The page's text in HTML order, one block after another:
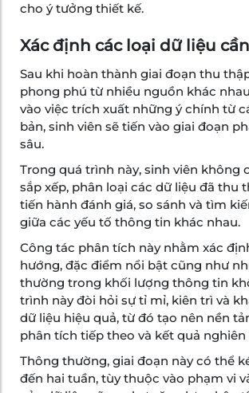
cho ý tưởng thiết kế.
Xác định các loại dữ liệu
Sau khi hoàn thành giai đoạn thu
phong phú từ nhiều nguồn khác
vào việc trích xuất những ý chính từ
bản, sinh viên sẽ tiến vào giai đoạn
sâu.
Trong quá trình này, sinh viên không
sắp xếp, phân loại các dữ liệu đã thu
tiến hành đánh giá, so sánh và tìm
giữa các yếu tố thông tin khác nhau.
Công tác phân tích này nhằm xác
hướng, đặc điểm nổi bật cũng như
thường trong khối lượng thông tin
trình này đòi hỏi sự tỉ mỉ, kiên trì và
dữ liệu hiệu quả, từ đó tạo nên nền
phân tích tiếp theo và kết quả
Thông thường, giai đoạn này có thể
đến hai tuần, tùy thuộc vào phạm vi